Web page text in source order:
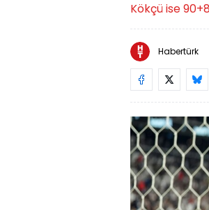
Kökçü ise
Habertürk